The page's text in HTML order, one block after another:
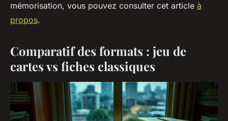
mémorisation, vous pouvez consulter cet article à
propos.
Comparatif des formats : jeu de
cartes vs fiches classiques